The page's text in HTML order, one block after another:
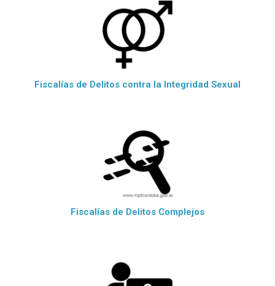
Fiscalías de Delitos contra la Integridad Sexual
Fiscalías de Delitos Complejos